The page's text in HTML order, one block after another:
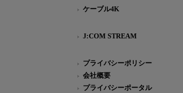
ケーブル4K
J:COM STREAM
プライバシーポリシー
会社概要
プライバシーポータル